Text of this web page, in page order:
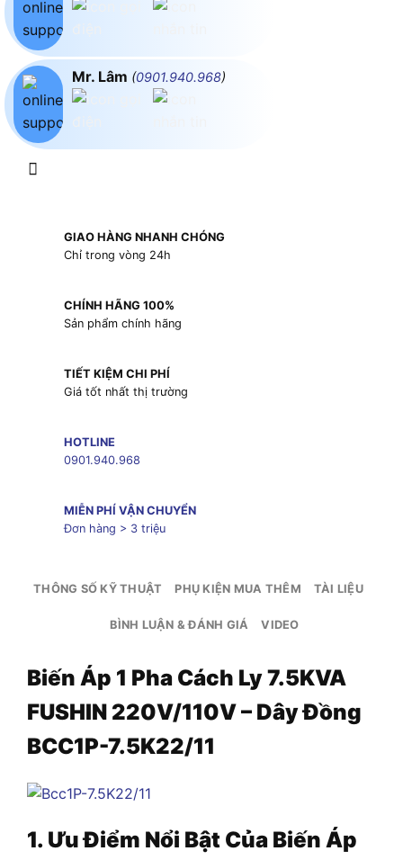
Mr. Lâm (0901.940.968)
GIAO HÀNG NHANH CHÓNG
Chỉ trong vòng 24h
CHÍNH HÃNG 100%
Sản phẩm chính hãng
TIẾT KIỆM CHI PHÍ
Giá tốt nhất thị trường
HOTLINE
0901.940.968
MIỄN PHÍ VẬN CHUYỂN
Đơn hàng > 3 triệu
THÔNG SỐ KỸ THUẬT PHỤ KIỆN MUA THÊM TÀI LIỆU
BÌNH LUẬN & ĐÁNH GIÁ VIDEO
Biến Áp 1 Pha Cách Ly 7.5KVA
FUSHIN 220V/110V – Dây Đồng
BCC1P-7.5K22/11
1. Ưu Điểm Nổi Bật Của Biến Áp